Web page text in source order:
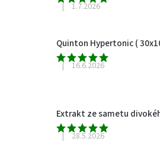
| 1.7.2026
| 16.6.2026
| 28.5.2026